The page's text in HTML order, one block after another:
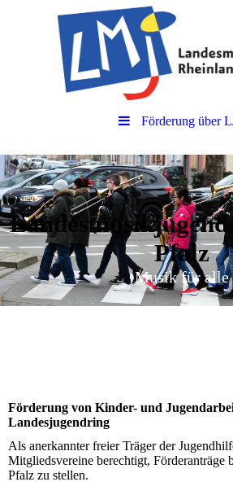
Förderung über
Pfalz
Musik für alle
Förderung von Kinder- und
Landesjugendring
Als anerkannter freier Träger der
Mitgliedsvereine berechtigt, Förderanträge
Pfalz zu stellen.